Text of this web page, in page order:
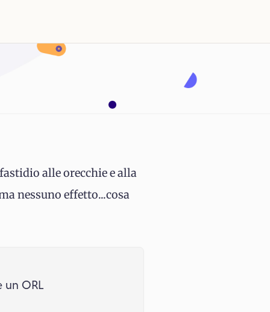
alle orecchie e alla
nessuno effetto...cosa
un ORL